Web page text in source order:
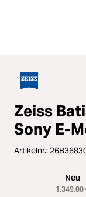
Loading...
Loading...Licht
Loading...
Zeiss
Sony E-
Artikelnr.:
Neu
1.349,00